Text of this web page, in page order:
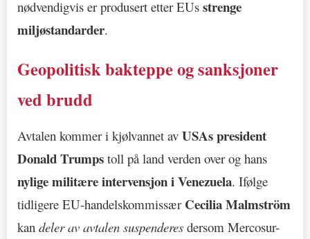
nødvendigvis er produsert etter EUs strenge
miljøstandarder.
Geopolitisk bakteppe og sanksjoner
ved brudd
Avtalen kommer i kjølvannet av USAs president
Donald Trumps toll på land verden over og hans
nylige militære intervensjon i Venezuela. Ifølge
tidligere EU-handelskommissær Cecilia Malmström
kan deler av avtalen suspenderes dersom Mercosur-